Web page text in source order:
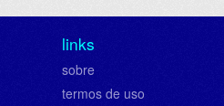
links
sobre
termos de uso